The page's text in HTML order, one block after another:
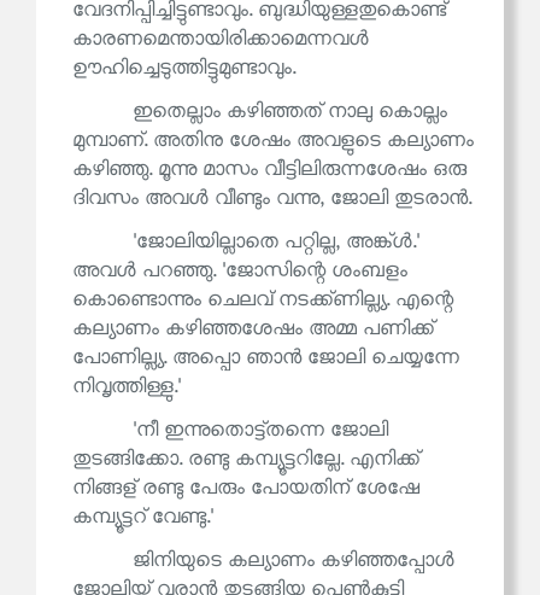
വേദനിപ്പിച്ചിട്ടുണ്ടാവും. ബുദ്ധിയുള്ളതുകൊണ്ട്
കാരണമെന്തായിരിക്കാമെന്നവൾ
ഊഹിച്ചെടുത്തിട്ടുമുണ്ടാവും.
ഇതെല്ലാം കഴിഞ്ഞത് നാലു കൊല്ലം
മുമ്പാണ്. അതിനു ശേഷം അവളുടെ കല്യാണം
കഴിഞ്ഞു. മൂന്നു മാസം വീട്ടിലിരുന്നശേഷം ഒരു
ദിവസം അവൾ വീണ്ടും വന്നു, ജോലി തുടരാൻ.
'ജോലിയില്ലാതെ പറ്റില്ല, അങ്ക്ൾ.'
അവൾ പറഞ്ഞു. 'ജോസിന്റെ ശംബളം
കൊണ്ടൊന്നും ചെലവ് നടക്ക്ണില്ല്യ. എന്റെ
കല്യാണം കഴിഞ്ഞശേഷം അമ്മ പണിക്ക്
പോണില്ല്യ. അപ്പൊ ഞാൻ ജോലി ചെയ്യന്നേ
നിവൃത്തിള്ളു.'
'നീ ഇന്നുതൊട്ട്തന്നെ ജോലി
തുടങ്ങിക്കോ. രണ്ടു കമ്പ്യൂട്ടറില്ലേ. എനിക്ക്
നിങ്ങള് രണ്ടു പേരും പോയതിന് ശേഷേ
കമ്പ്യൂട്ടറ് വേണ്ടു.'
ജിനിയുടെ കല്യാണം കഴിഞ്ഞപ്പോൾ
ജോലിയ്ക്ക് വരാൻ തുടങ്ങിയ പെൺകുട്ടി